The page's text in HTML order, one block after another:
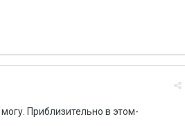
Приблизительно в этом-